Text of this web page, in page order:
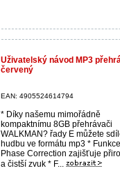
Uživatelský návod MP3
červený
EAN: 4905524614794
* Díky našemu mimořádně
kompaktnímu 8GB přehrávači
WALKMAN? řady E můžete
hudbu ve formátu mp3 *
Phase Correction zajišťuje
a čistší zvuk * F...